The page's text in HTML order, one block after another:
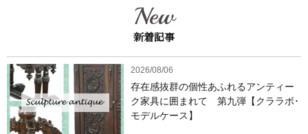
New
新着記事
2026/08/06
存在感抜群の個性あふれるアンティー
ク家具に囲まれて 第九弾【クララボ･
モデルケース】